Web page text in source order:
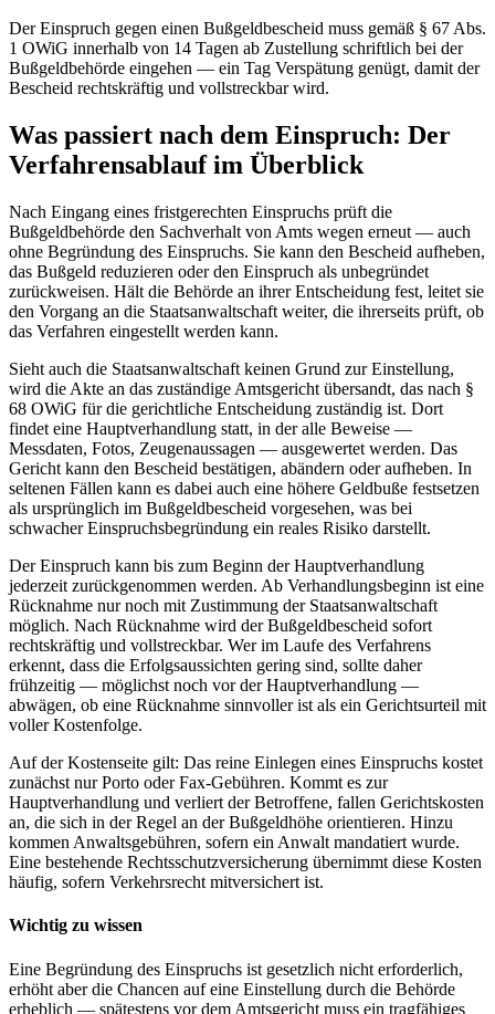
Der Einspruch gegen einen Bußgeldbescheid muss gemäß § 67 Abs.
1 OWiG innerhalb von 14 Tagen ab Zustellung schriftlich bei der
Bußgeldbehörde eingehen — ein Tag Verspätung genügt, damit der
Bescheid rechtskräftig und vollstreckbar wird.
Was passiert nach dem Einspruch: Der
Verfahrensablauf im Überblick
Nach Eingang eines fristgerechten Einspruchs prüft die
Bußgeldbehörde den Sachverhalt von Amts wegen erneut — auch
ohne Begründung des Einspruchs. Sie kann den Bescheid aufheben,
das Bußgeld reduzieren oder den Einspruch als unbegründet
zurückweisen. Hält die Behörde an ihrer Entscheidung fest, leitet sie
den Vorgang an die Staatsanwaltschaft weiter, die ihrerseits prüft, ob
das Verfahren eingestellt werden kann.
Sieht auch die Staatsanwaltschaft keinen Grund zur Einstellung,
wird die Akte an das zuständige Amtsgericht übersandt, das nach §
68 OWiG für die gerichtliche Entscheidung zuständig ist. Dort
findet eine Hauptverhandlung statt, in der alle Beweise —
Messdaten, Fotos, Zeugenaussagen — ausgewertet werden. Das
Gericht kann den Bescheid bestätigen, abändern oder aufheben. In
seltenen Fällen kann es dabei auch eine höhere Geldbuße festsetzen
als ursprünglich im Bußgeldbescheid vorgesehen, was bei
schwacher Einspruchsbegründung ein reales Risiko darstellt.
Der Einspruch kann bis zum Beginn der Hauptverhandlung
jederzeit zurückgenommen werden. Ab Verhandlungsbeginn ist eine
Rücknahme nur noch mit Zustimmung der Staatsanwaltschaft
möglich. Nach Rücknahme wird der Bußgeldbescheid sofort
rechtskräftig und vollstreckbar. Wer im Laufe des Verfahrens
erkennt, dass die Erfolgsaussichten gering sind, sollte daher
frühzeitig — möglichst noch vor der Hauptverhandlung —
abwägen, ob eine Rücknahme sinnvoller ist als ein Gerichtsurteil mit
voller Kostenfolge.
Auf der Kostenseite gilt: Das reine Einlegen eines Einspruchs kostet
zunächst nur Porto oder Fax-Gebühren. Kommt es zur
Hauptverhandlung und verliert der Betroffene, fallen Gerichtskosten
an, die sich in der Regel an der Bußgeldhöhe orientieren. Hinzu
kommen Anwaltsgebühren, sofern ein Anwalt mandatiert wurde.
Eine bestehende Rechtsschutzversicherung übernimmt diese Kosten
häufig, sofern Verkehrsrecht mitversichert ist.
Wichtig zu wissen
Eine Begründung des Einspruchs ist gesetzlich nicht erforderlich,
erhöht aber die Chancen auf eine Einstellung durch die Behörde
erheblich — spätestens vor dem Amtsgericht muss ein tragfähiges